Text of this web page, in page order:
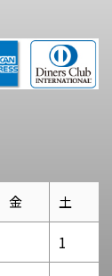
金 土
1